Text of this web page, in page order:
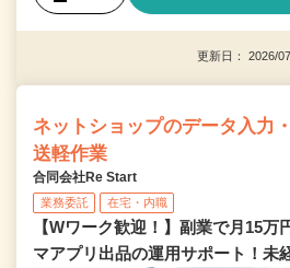
更新日： 2026/
ネットショップのデータ入力
送軽作業
合同会社Re Start
業務委託 在宅・内職
【Wワーク歓迎！】副業で月15万
マアプリ出品の運用サポート！未